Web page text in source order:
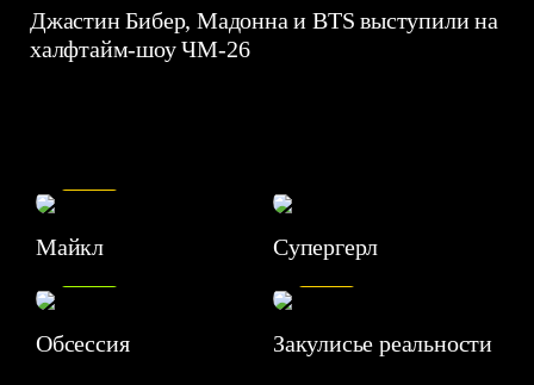
Джастин Бибер, Мадонна и BTS выступили на
халфтайм-шоу ЧМ-26
Майкл Супергерл
Обсессия
7.1
Закулисье реальности